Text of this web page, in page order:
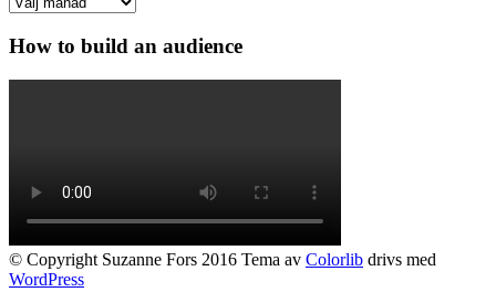
How to build an audience
© Copyright Suzanne Fors 2016 Tema av Colorlib drivs med
WordPress